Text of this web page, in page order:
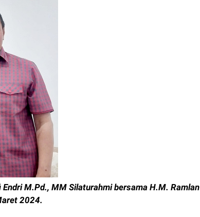
M.Pd., MM Silaturahmi bersama H.M. Ramlan
2024.